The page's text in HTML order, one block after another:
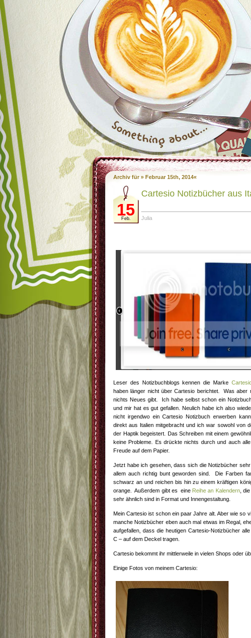
Archiv für » Februar 15th, 2014«
15
Feb.
Cartesio Notizbücher aus
Julia
Leser des Notizbuchblogs kennen die Marke
haben länger nicht über Cartesio berichtet. Was aber
nichts Neues gibt. Ich habe selbst schon ein
und mir hat es gut gefallen. Neulich habe ich also
nicht irgendwo ein Cartesio Notizbuch erwerben
direkt aus Italien mitgebracht und ich war sowohl von
der Haptik begeistert. Das Schreiben mit einem
keine Probleme. Es drückte nichts durch und auch
Freude auf dem Papier.
Jetzt habe ich gesehen, dass sich die Notizbücher
allem auch richtig bunt geworden sind. Die Farben
schwarz an und reichen bis hin zu einem kräftigen
orange. Außerdem gibt es eine Reihe an Kalendern, die
sehr ähnlich sind in Format und Innengestaltung.
Mein Cartesio ist schon ein paar Jahre alt. Aber wie so
manche Notizbücher eben auch mal etwas im Regal,
aufgefallen, dass die heutigen Cartesio-Notizbücher
C – auf dem Deckel tragen.
Cartesio bekommt ihr mittlerweile in vielen Shops oder
Einige Fotos von meinem Cartesio: